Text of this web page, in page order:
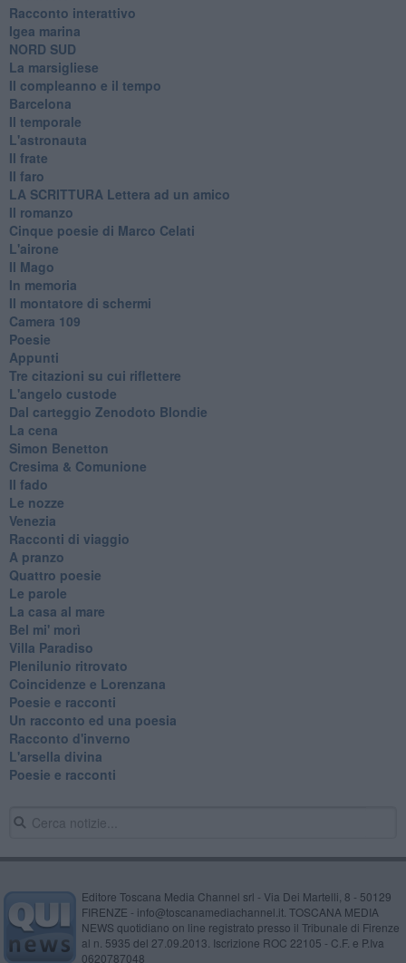
Racconto interattivo
Igea marina
​NORD SUD
La marsigliese
Il compleanno e il tempo
Barcelona
Il temporale
L'astronauta
Il frate
Il faro
​LA SCRITTURA Lettera ad un amico
Il romanzo
Cinque poesie di Marco Celati
L'airone
Il Mago
In memoria
Il montatore di schermi
Camera 109
Poesie
Appunti
Tre citazioni su cui riflettere
L'angelo custode
Dal carteggio Zenodoto Blondie
La cena
Simon Benetton
Cresima & Comunione
Il fado
Le nozze
Venezia
Racconti di viaggio
A pranzo
Quattro poesie
Le parole
La casa al mare
Bel mi' morì
Villa Paradiso
Plenilunio ritrovato
Coincidenze e Lorenzana
Poesie e racconti
Un racconto ed una poesia
Racconto d'inverno
​L'arsella divina
Poesie e racconti
Editore Toscana Media Channel srl - Via Dei Martelli, 8 - 50129
FIRENZE - info@toscanamediachannel.it. TOSCANA MEDIA
NEWS quotidiano on line registrato presso il Tribunale di Firenze
al n. 5935 del 27.09.2013. Iscrizione ROC 22105 - C.F. e P.Iva
0620787048